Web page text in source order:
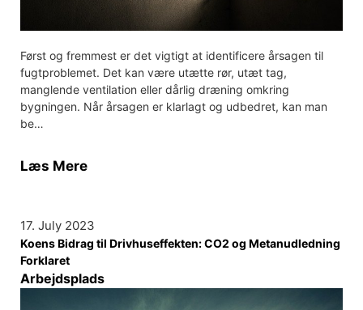
Først og fremmest er det vigtigt at identificere årsagen til
fugtproblemet. Det kan være utætte rør, utæt tag,
manglende ventilation eller dårlig dræning omkring
bygningen. Når årsagen er klarlagt og udbedret, kan man
be…
Læs Mere
17. July 2023
Koens Bidrag til Drivhuseffekten: CO2 og Metanudledning
Forklaret
Arbejdsplads